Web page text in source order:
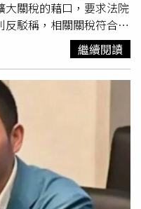
大關稅的藉口，要求法院
駁稱，相關關稅符合美
》的報導，這份訴狀
U.S. Court of
府對全球60個貿易夥伴
關稅的措施。這些經
州政府在訴狀中表示，
影響，並要求法院暫停執
退還各州已支付的關稅
James）在聲明中表
政府如今又試圖透過新
業所承擔的稅負。」此
繼續閱讀